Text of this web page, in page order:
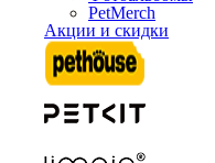
PetMerch
Акции и скидки